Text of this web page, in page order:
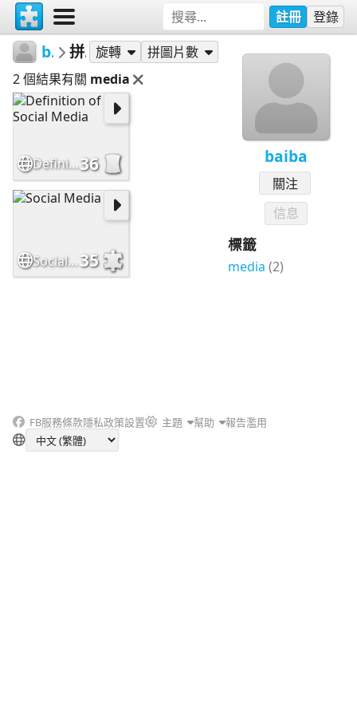
註冊 登錄
baiba
關注
信息
標籤
media (2)
baiba 拼圖旋轉
拼圖片數
2 個結果有關 media
Definition of Social Media36
Social Media35
FB服務條款隱私政策設置 主題 幫助 報告濫用